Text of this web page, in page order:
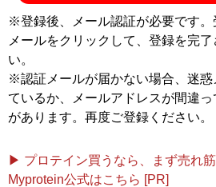
※登録後、メール認証が必要です。
メールをクリックして、登録を完了
い。
※認証メールが届かない場合、迷惑
ているか、メールアドレスが間違
があります。再度ご登録ください。
▶ プロテイン買うなら、まず売れ筋
Myprotein公式はこちら [PR]